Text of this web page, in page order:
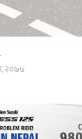
२०७७